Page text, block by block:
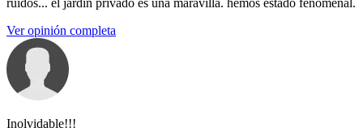
ruidos... el jardin privado es una maravilla. hemos estado fenomenal.
Ver opinión completa
Inolvidable!!!